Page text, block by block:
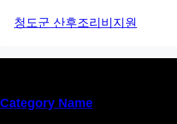
청도군 산후조리비지원
Category Name